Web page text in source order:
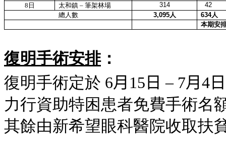
8 日 太和鎮 – 筆架林場 314
42
總人數
3,095人 634人
本期安
復明手術安排：
復明手術定於 6月 15 日 – 7月 4 日
力行資助特困患者免費手術名
其餘由新希望眼科醫院收取扶